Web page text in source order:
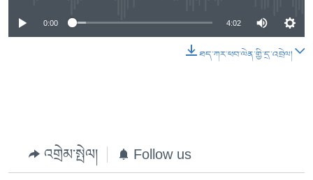
0:00 4:02
ཐད་ཀར་ཕབ་ལེན་གྱི་དྲ་འབྲེལ།
འགྲེམ་སྤེལ། Follow us